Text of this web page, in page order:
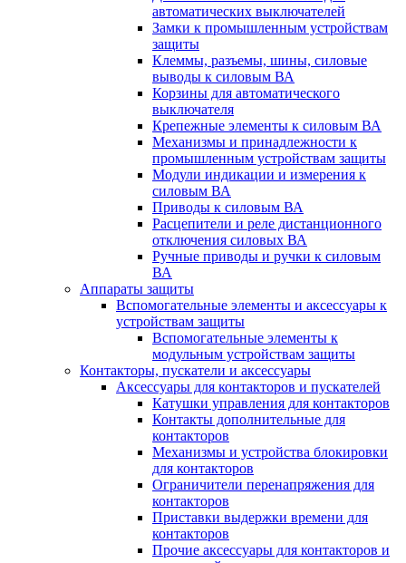
автоматических выключателей
Замки к промышленным устройствам
защиты
Клеммы, разъемы, шины, силовые
выводы к силовым ВА
Корзины для автоматического
выключателя
Крепежные элементы к силовым ВА
Механизмы и принадлежности к
промышленным устройствам защиты
Модули индикации и измерения к
силовым ВА
Приводы к силовым ВА
Расцепители и реле дистанционного
отключения силовых ВА
Ручные приводы и ручки к силовым
ВА
Аппараты защиты
Вспомогательные элементы и аксессуары к
устройствам защиты
Вспомогательные элементы к
модульным устройствам защиты
Контакторы, пускатели и аксессуары
Аксессуары для контакторов и пускателей
Катушки управления для контакторов
Контакты дополнительные для
контакторов
Механизмы и устройства блокировки
для контакторов
Ограничители перенапряжения для
контакторов
Приставки выдержки времени для
контакторов
Прочие аксессуары для контакторов и